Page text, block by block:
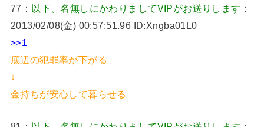
77： 以下、名無しにかわりましてVIPがお送りします ：
2013/02/08(金) 00:57:51.96 ID:Xngba01L0
>>1
底辺の犯罪率が下がる
↓
金持ちが安心して暮らせる